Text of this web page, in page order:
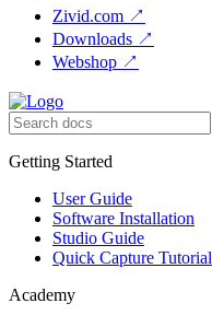
Zivid.com ↗
Downloads ↗
Webshop ↗
Getting Started
User Guide
Software Installation
Studio Guide
Quick Capture Tutorial
Academy